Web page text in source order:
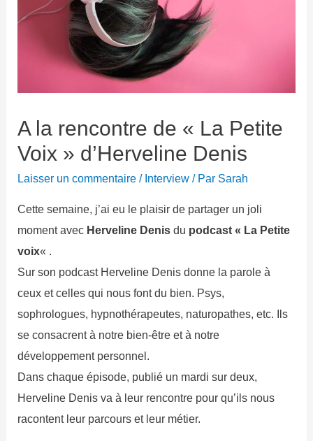
A la rencontre de « La Petite
Voix » d’Herveline Denis
Laisser un commentaire / Interview / Par Sarah
Cette semaine, j’ai eu le plaisir de partager un joli
moment avec Herveline Denisdu podcast « La Petite
voix« .
Sur son podcast Herveline Denis donne la parole à
ceux et celles qui nous font du bien. Psys,
sophrologues, hypnothérapeutes, naturopathes, etc. Ils
se consacrent à notre bien-être et à notre
développement personnel.
Dans chaque épisode, publié un mardi sur deux,
Herveline Denis va à leur rencontre pour qu’ils nous
racontent leur parcours et leur métier.